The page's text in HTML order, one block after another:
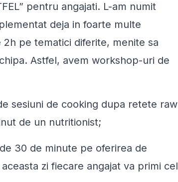
pentru angajati. L-am numit
deja in foarte multe
pe tematici diferite, menite sa
Astfel, avem workshop-uri de
sesiuni de cooking dupa retete raw
de un nutritionist;
30 de minute pe oferirea de
zi fiecare angajat va primi cel